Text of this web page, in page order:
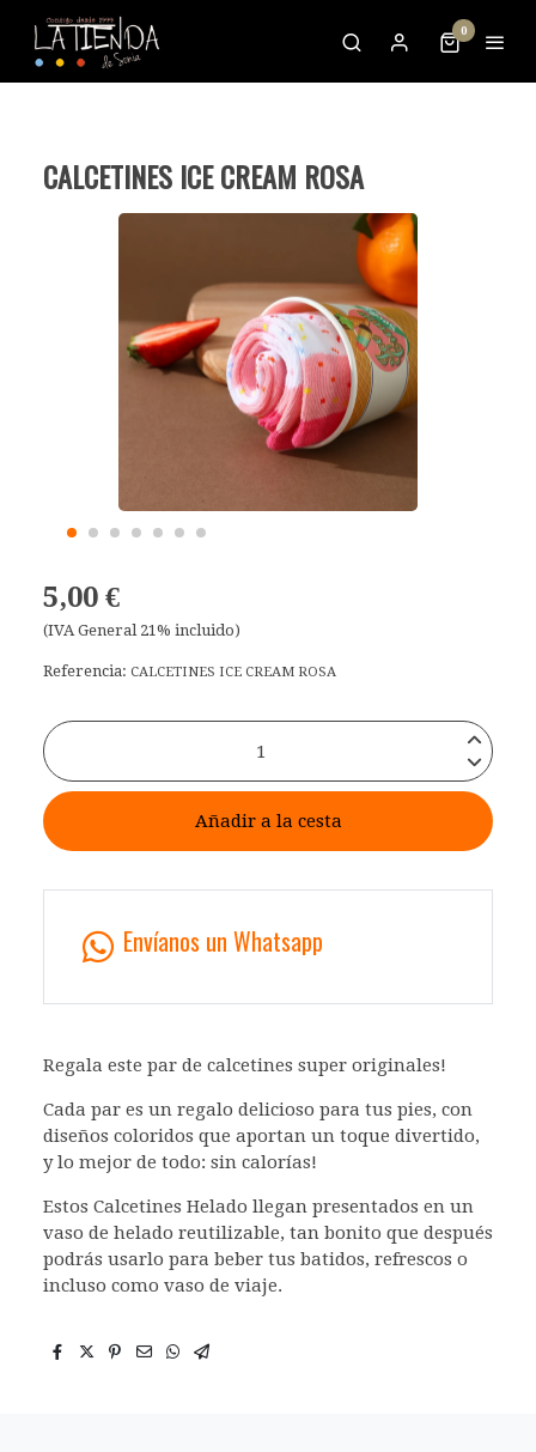
0
CALCETINES ICE CREAM ROSA
5,00 €
(IVA General 21% incluido)
Referencia: CALCETINES ICE CREAM ROSA
Añadir a la cesta
Envíanos un Whatsapp
Regala este par de calcetines super originales!
Cada par es un regalo delicioso para tus pies, con
diseños coloridos que aportan un toque divertido,
y lo mejor de todo: sin calorías!
Estos Calcetines Helado llegan presentados en un
vaso de helado reutilizable, tan bonito que después
podrás usarlo para beber tus batidos, refrescos o
incluso como vaso de viaje.